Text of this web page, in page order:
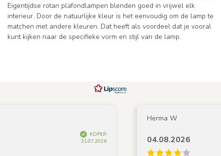
Eigentijdse rotan plafondlampen blenden goed in vrijwel elk
interieur. Door de natuurlijke kleur is het eenvoudig om de lamp te
matchen met andere kleuren. Dat heeft als voordeel dat je vooral
kunt kijken naar de specifieke vorm en stijl van de lamp.
KOPER
31.07.2026
Herma W
04.08.2026